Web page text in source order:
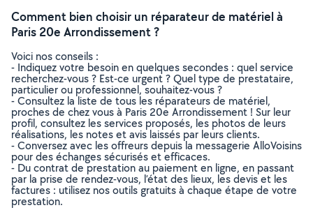
Comment bien choisir un réparateur de matériel à
Paris 20e Arrondissement ?
Voici nos conseils :
- Indiquez votre besoin en quelques secondes : quel service
recherchez-vous ? Est-ce urgent ? Quel type de prestataire,
particulier ou professionnel, souhaitez-vous ?
- Consultez la liste de tous les réparateurs de matériel,
proches de chez vous à Paris 20e Arrondissement ! Sur leur
profil, consultez les services proposés, les photos de leurs
réalisations, les notes et avis laissés par leurs clients.
- Conversez avec les offreurs depuis la messagerie AlloVoisins
pour des échanges sécurisés et efficaces.
- Du contrat de prestation au paiement en ligne, en passant
par la prise de rendez-vous, l’état des lieux, les devis et les
factures : utilisez nos outils gratuits à chaque étape de votre
prestation.